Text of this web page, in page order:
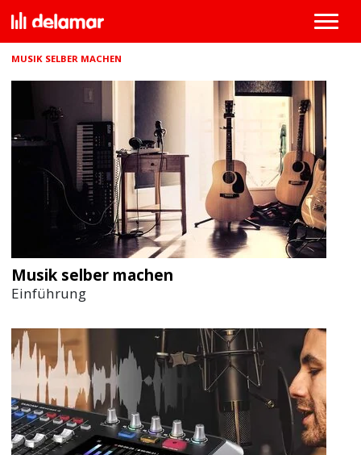
MUSIK SELBER MACHEN
Musik selber machen
Einführung